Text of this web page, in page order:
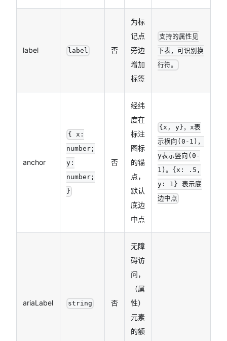
label label 否
为标
记点
旁边
增加
标签
支持的属性见
下表，可识别换
行符。
anchor
{ x:
number;
y:
number;
}
否
经纬
度在
标注
图标
的锚
点，
默认
底边
中点
{x, y} ，x表
示横向(0-1)，
y表示竖向(0-
1)。 {x: .5,
y: 1} 表示底
边中点
ariaLabel string 否
无障
碍访
问，
（属
性）
元素
的额